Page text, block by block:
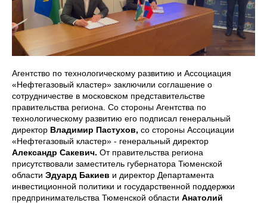
Агентство по технологическому развитию и Ассоциация
«Нефтегазовый кластер» заключили соглашение о
сотрудничестве в московском представительстве
правительства региона. Со стороны Агентства по
технологическому развитию его подписал генеральный
директор Владимир Пастухов, со стороны Ассоциации
«Нефтегазовый кластер» - генеральный директор
Александр Сакевич. От правительства региона
присутствовали заместитель губернатора Тюменской
области Эдуард Бакиев и директор Департамента
инвестиционной политики и государственной поддержки
предпринимательства Тюменской области Анатолий